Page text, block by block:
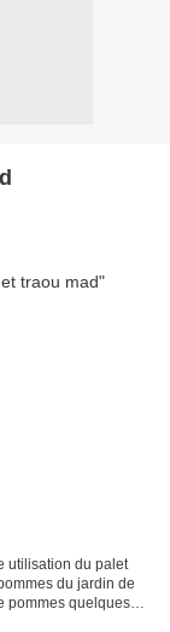
utilisation du palet
du jardin de
pommes quelques